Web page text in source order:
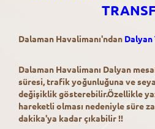
Dalaman Havalimanı'ndan
Dalaman Havalimanı Dalyan
süresi, trafik yoğunluğuna ve
değişiklik gösterebilir.Özellikle
hareketli olması nedeniyle süre
dakika'ya kadar çıkabilir !!